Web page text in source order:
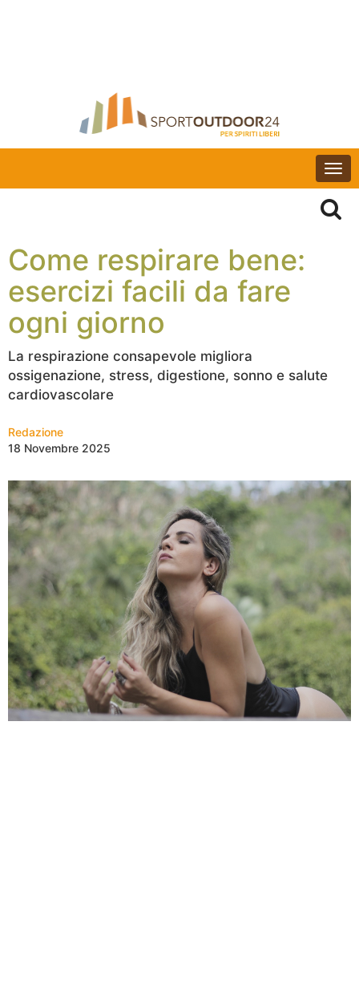
Come respirare bene:
esercizi facili da fare
ogni giorno
La respirazione consapevole migliora
ossigenazione, stress, digestione, sonno e salute
cardiovascolare
Redazione
18 Novembre 2025